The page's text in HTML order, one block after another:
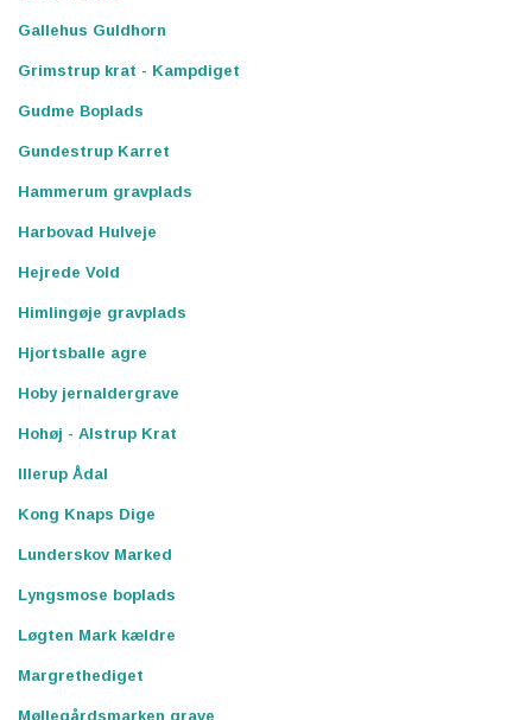
Gallehus Guldhorn
Grimstrup krat - Kampdiget
Gudme Boplads
Gundestrup Karret
Hammerum gravplads
Harbovad Hulveje
Hejrede Vold
Himlingøje gravplads
Hjortsballe agre
Hoby jernaldergrave
Hohøj - Alstrup Krat
Illerup Ådal
Kong Knaps Dige
Lunderskov Marked
Lyngsmose boplads
Løgten Mark kældre
Margrethediget
Møllegårdsmarken grave